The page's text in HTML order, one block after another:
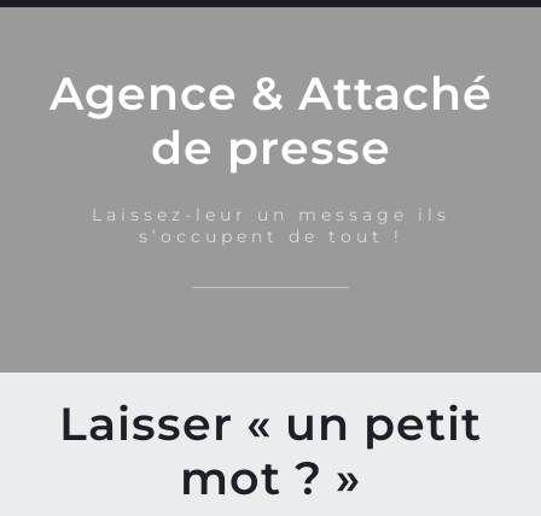
Agence & Attaché
de presse
Laissez-leur un message ils
s’occupent de tout !
Laisser « un petit
mot ? »